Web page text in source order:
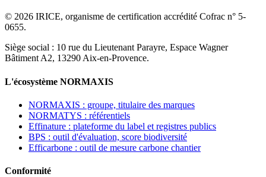
© 2026 IRICE, organisme de certification accrédité Cofrac n° 5-
0655.
Siège social : 10 rue du Lieutenant Parayre, Espace Wagner
Bâtiment A2, 13290 Aix-en-Provence.
L'écosystème NORMAXIS
NORMAXIS : groupe, titulaire des marques
NORMATYS : référentiels
Effinature : plateforme du label et registres publics
BPS : outil d'évaluation, score biodiversité
Efficarbone : outil de mesure carbone chantier
Conformité